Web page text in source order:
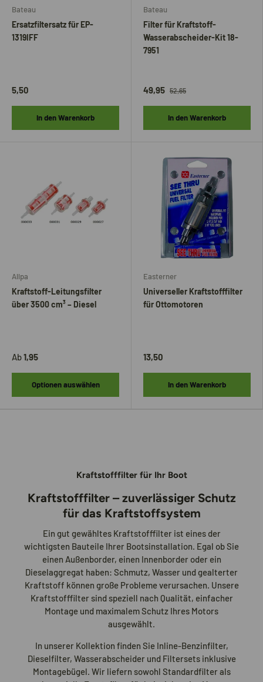
Bateau
Ersatzfiltersatz für EP-
1319IFF
5,50
In den Warenkorb
Bateau
Filter für Kraftstoff-
Wasserabscheider-Kit 18-
7951
49,95 52,65
In den Warenkorb
Allpa
Kraftstoff-Leitungsfilter
über 3500 cm³ – Diesel
Ab1,95
Optionen auswählen
Easterner
Universeller Kraftstofffilter
für Ottomotoren
13,50
In den Warenkorb
Kraftstofffilter für Ihr Boot
Kraftstofffilter – zuverlässiger Schutz
für das Kraftstoffsystem
Ein gut gewähltes Kraftstofffilter ist eines der
wichtigsten Bauteile Ihrer Bootsinstallation. Egal ob Sie
einen Außenborder, einen Innenborder oder ein
Dieselaggregat haben: Schmutz, Wasser und gealterter
Kraftstoff können große Probleme verursachen. Unsere
Kraftstofffilter sind speziell nach Qualität, einfacher
Montage und maximalem Schutz Ihres Motors
ausgewählt.
In unserer Kollektion finden Sie Inline-Benzinfilter,
Dieselfilter, Wasserabscheider und Filtersets inklusive
Montagebügel. Wir liefern sowohl Standardfilter als